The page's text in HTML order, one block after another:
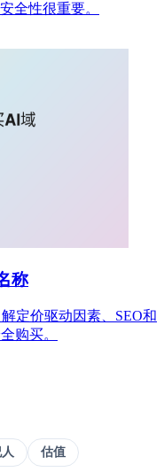
全性很重要。
称
定价驱动因素、SEO和
购买。
估值